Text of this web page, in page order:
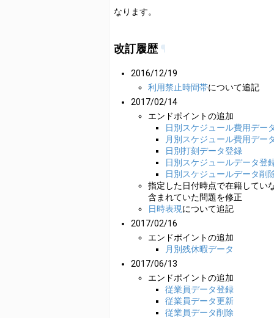
なります。
改訂履歴 ¶
2016/12/19
利用禁止時間帯について追記
2017/02/14
エンドポイントの追加
日別スケジュール費用デー
月別スケジュール費用デー
日別打刻データ登録
日別スケジュールデータ登
日別スケジュールデータ削
指定した日付時点で在籍してい
含まれていた問題を修正
日時表現について追記
2017/02/16
エンドポイントの追加
月別残休暇データ
2017/06/13
エンドポイントの追加
従業員データ登録
従業員データ更新
従業員データ削除